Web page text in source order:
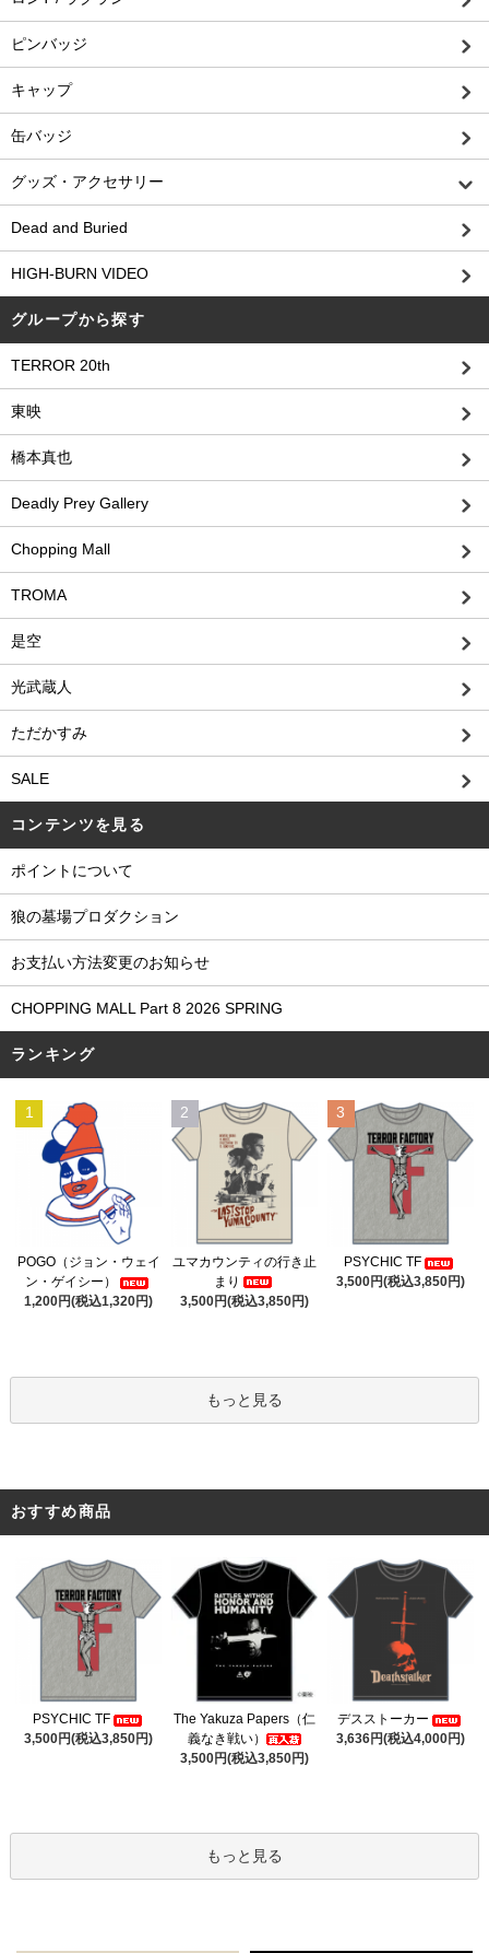
ピンバッジ
キャップ
缶バッジ
グッズ・アクセサリー
Dead and Buried
HIGH-BURN VIDEO
グループから探す
TERROR 20th
東映
橋本真也
Deadly Prey Gallery
Chopping Mall
TROMA
是空
光武蔵人
ただかすみ
SALE
コンテンツを見る
ポイントについて
狼の墓場プロダクション
お支払い方法変更のお知らせ
CHOPPING MALL Part 8 2026 SPRING
ランキング
1
POGO（ジョン・ウェイ
ン・ゲイシー）
1,200円(税込1,320円)
2
ユマカウンティの行き止
まり
3,500円(税込3,850円)
3
PSYCHIC TF
3,500円(税込3,850円)
もっと見る
おすすめ商品
PSYCHIC TF
3,500円(税込3,850円)
The Yakuza Papers（仁
義なき戦い）
3,500円(税込3,850円)
デスストーカー
3,636円(税込4,000円)
もっと見る